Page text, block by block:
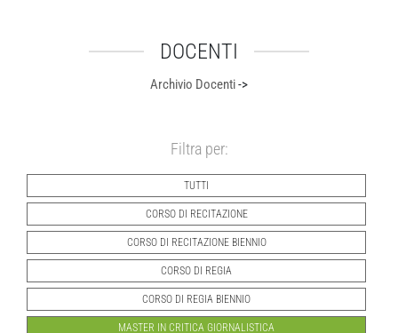
DOCENTI
Archivio Docenti
Filtra per:
TUTTI
CORSO DI RECITAZIONE
CORSO DI RECITAZIONE BIENNIO
CORSO DI REGIA
CORSO DI REGIA BIENNIO
MASTER IN CRITICA GIORNALISTICA